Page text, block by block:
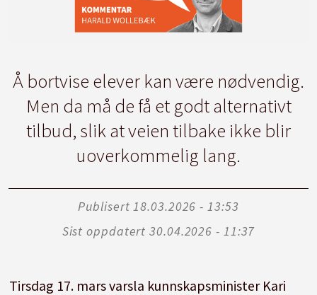
Å bortvise elever kan være nødvendig.
Men da må de få et godt alternativt
tilbud, slik at veien tilbake ikke blir
uoverkommelig lang.
Publisert
18.03.2026 - 13:53
Sist oppdatert
30.04.2026 - 11:37
Tirsdag 17. mars varsla kunnskapsminister Kari